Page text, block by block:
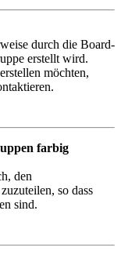
durch die Board-
erstellt wird.
möchten,
farbig
den
so dass
sind.